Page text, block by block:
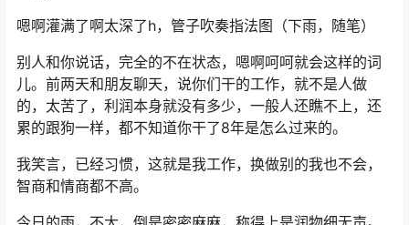
嗯啊灌满了啊太深了h，管子吹奏指法图（下雨，随笔）
别人和你说话，完全的不在状态，嗯啊呵呵就会这样的词
儿。前两天和朋友聊天，说你们干的工作，就不是人做
的，太苦了，利润本身就没有多少，一般人还瞧不上，还
累的跟狗一样，都不知道你干了8年是怎么过来的。
我笑言，已经习惯，这就是我工作，换做别的我也不会，
智商和情商都不高。